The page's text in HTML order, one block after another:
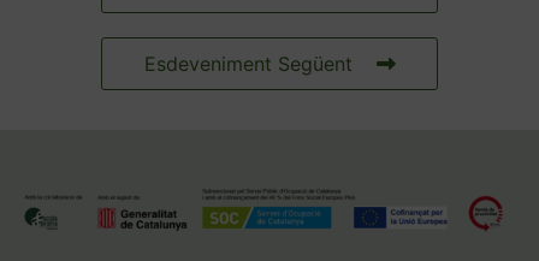
Esdeveniment Següent